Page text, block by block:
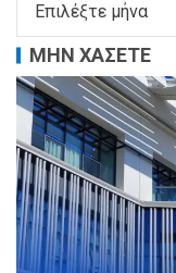
ΜΗΝ ΧΑΣΕΤΕ